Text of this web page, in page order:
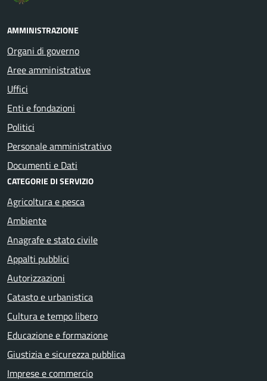
AMMINISTRAZIONE
Organi di governo
Aree amministrative
Uffici
Enti e fondazioni
Politici
Personale amministrativo
Documenti e Dati
CATEGORIE DI SERVIZIO
Agricoltura e pesca
Ambiente
Anagrafe e stato civile
Appalti pubblici
Autorizzazioni
Catasto e urbanistica
Cultura e tempo libero
Educazione e formazione
Giustizia e sicurezza pubblica
Imprese e commercio